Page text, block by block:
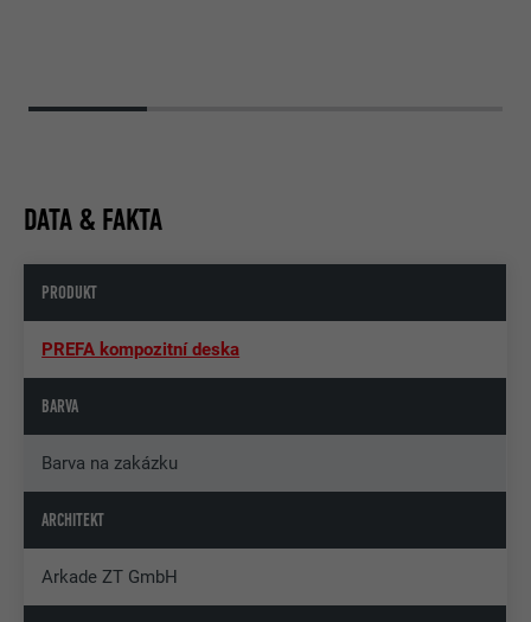
DATA & FAKTA
PRODUKT
PREFA kompozitní deska
BARVA
Barva na zakázku
ARCHITEKT
Arkade ZT GmbH